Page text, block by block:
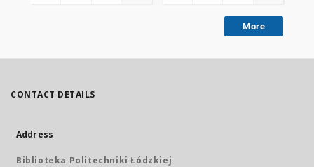
More
CONTACT DETAILS
Address
Biblioteka Politechniki Łódzkiej